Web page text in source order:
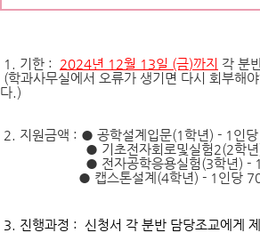
1. 기한 : 2024년 12월 13일 (금)까지 각 분
(학과사무실에서 오류가 생기면 다시 회부해
다.)
2. 지원금액 : ● 공학설계입문(1학년) - 1 인당
● 기초전자회로및실험2(2학년
● 전자공학응용실험(3학년) - 1
● 캡스톤설계 (4학년) - 1인당
3. 진행과정 : 신청서 각 분반 담당조교에게